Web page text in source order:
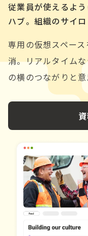
従業員が使えるよ
ハブ。組織のサイ
専用の仮想スペー
消。リアルタイム
の横のつながりと意